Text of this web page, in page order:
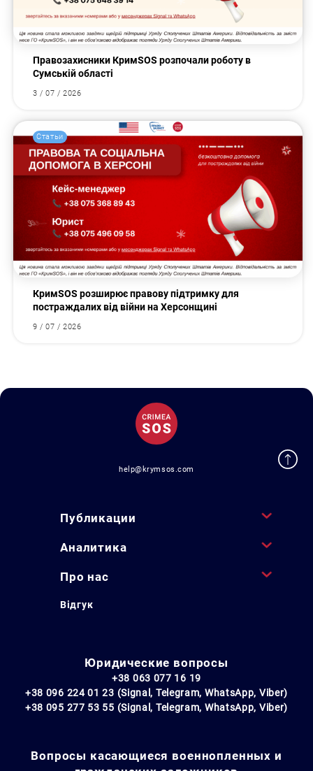
Правозахисники КримSOS розпочали роботу в
Сумській області
3 / 07 / 2026
Статьи
КримSOS розширює правову підтримку для
постраждалих від війни на Херсонщині
9 / 07 / 2026
help@krymsos.com
Публикации
Аналитика
Про нас
Відгук
Юридические вопросы
+38 063 077 16 19
+38 096 224 01 23 (Signal, Telegram, WhatsApp, Viber)
+38 095 277 53 55 (Signal, Telegram, WhatsApp, Viber)
Вопросы касающиеся военнопленных и